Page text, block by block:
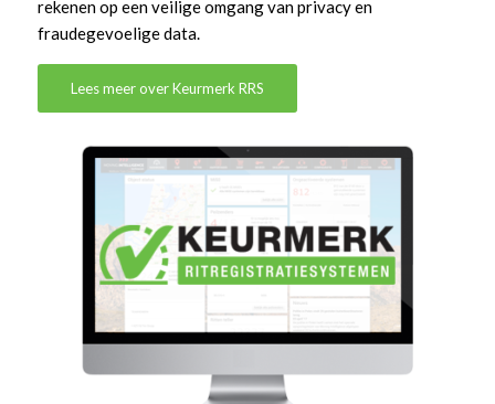
rekenen op een veilige omgang van privacy en
fraudegevoelige data.
Lees meer over Keurmerk RRS